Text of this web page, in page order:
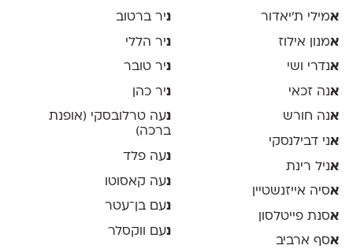
אמילי ת׳יאדור
אמנון אילוז
אנדרי ושי
אנה זכאי
אנה חורש
אני דבילנסקי
אניל רינת
אסיה אייזנשטיין
אסנת פייטלסון
אסף ארביב
ניר ברטוב
ניר הללי
ניר טובר
ניר כהן
נעה טרלובסקי (אופנת
ברכה)
נעה פלד
נעה קאסוטו
נעם בן־עטר
נעם ווקסלר